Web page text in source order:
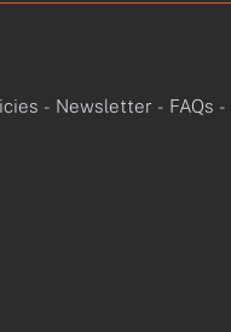
- Newsletter - FAQs -